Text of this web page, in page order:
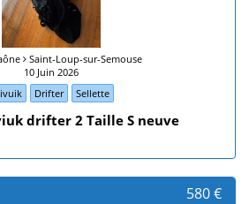
Saint-Loup-sur-Semouse
10 Juin 2026
Drifter Sellette
drifter 2 Taille S neuve
580 €